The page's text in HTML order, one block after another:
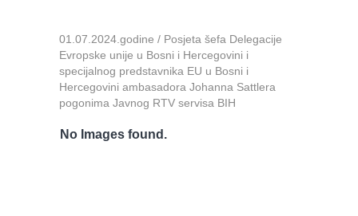
01.07.2024.godine / Posjeta šefa Delegacije
Evropske unije u Bosni i Hercegovini i
specijalnog predstavnika EU u Bosni i
Hercegovini ambasadora Johanna Sattlera
pogonima Javnog RTV servisa BIH
No Images found.